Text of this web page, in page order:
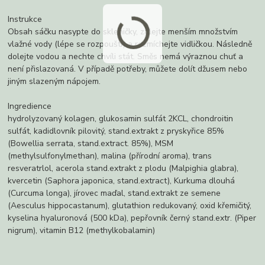
Instrukce
Obsah sáčku nasypte do skleničky, zalejte menším množstvím
vlažné vody (lépe se rozpouští) a rozmíchejte vidličkou. Následně
dolejte vodou a nechte chvíli stát. Směs nemá výraznou chuť a
není přislazovaná. V případě potřeby, můžete dolít džusem nebo
jiným slazeným nápojem.
Ingredience
hydrolyzovaný kolagen, glukosamin sulfát 2KCL, chondroitin
sulfát, kadidlovník pilovitý, stand.extrakt z pryskyřice 85%
(Bowellia serrata, stand.extract. 85%), MSM
(methylsulfonylmethan), malina (přírodní aroma), trans
resveratrlol, acerola stand.extrakt z plodu (Malpighia glabra),
kvercetin (Saphora japonica, stand.extract), Kurkuma dlouhá
(Curcuma longa), jírovec maďal, stand.extrakt ze semene
(Aesculus hippocastanum), glutathion redukovaný, oxid křemičitý,
kyselina hyaluronová (500 kDa), pepřovník černý stand.extr. (Piper
nigrum), vitamin B12 (methylkobalamin)